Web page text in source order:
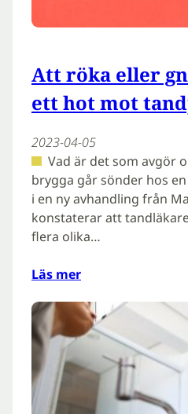
Att röka eller
ett hot mot
2023-04-05
Vad är det som avgör
brygga går sönder hos
i en ny avhandling från
konstaterar att
flera olika…
Läs mer